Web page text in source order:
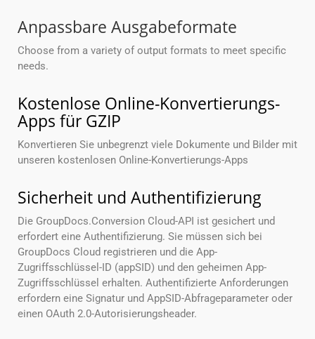
Anpassbare Ausgabeformate
Choose from a variety of output formats to meet specific
needs.
Kostenlose Online-Konvertierungs-
Apps für GZIP
Konvertieren Sie unbegrenzt viele Dokumente und Bilder mit
unseren kostenlosen Online-Konvertierungs-Apps
Sicherheit und Authentifizierung
Die GroupDocs.Conversion Cloud-API ist gesichert und
erfordert eine Authentifizierung. Sie müssen sich bei
GroupDocs Cloud registrieren und die App-
Zugriffsschlüssel-ID (appSID) und den geheimen App-
Zugriffsschlüssel erhalten. Authentifizierte Anforderungen
erfordern eine Signatur und AppSID-Abfrageparameter oder
einen OAuth 2.0-Autorisierungsheader.